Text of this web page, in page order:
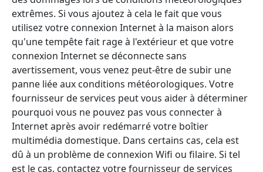
extrêmes. Si vous ajoutez à cela le fait que vous
utilisez votre connexion Internet à la maison alors
qu'une tempête fait rage à l'extérieur et que votre
connexion Internet se déconnecte sans
avertissement, vous venez peut-être de subir une
panne liée aux conditions météorologiques. Votre
fournisseur de services peut vous aider à déterminer
pourquoi vous ne pouvez pas vous connecter à
Internet après avoir redémarré votre boîtier
multimédia domestique. Dans certains cas, cela est
dû à un problème de connexion Wifi ou filaire. Si tel
est le cas, contactez votre fournisseur de services